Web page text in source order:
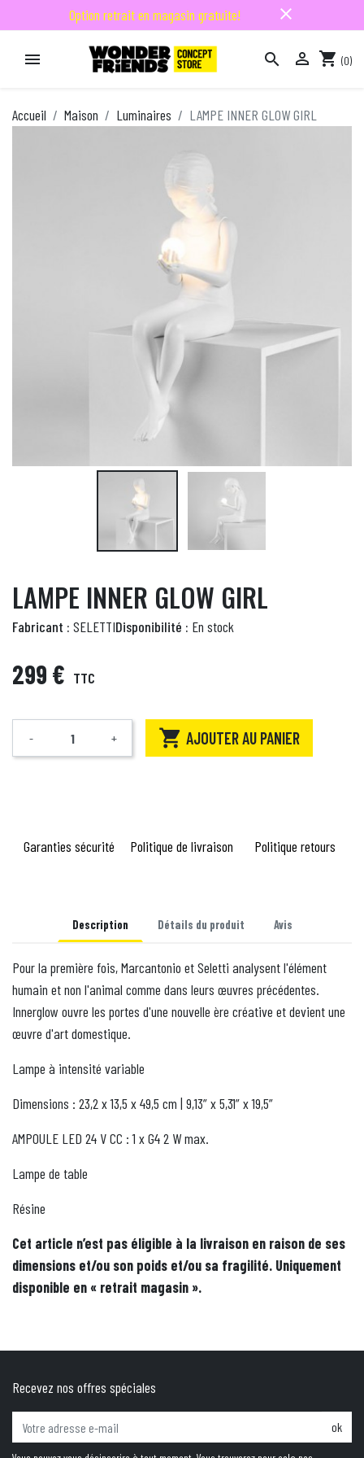
Option retrait en magasin gratuite! close
   shopping_cart (0)
Accueil Maison Luminaires LAMPE INNER GLOW GIRL
LAMPE INNER GLOW GIRL
Fabricant : SELETTIDisponibilité : En stock
299 € TTC
Quantité
- +  AJOUTER AU PANIER
Garanties sécurité Politique de livraison Politique retours
Description Détails du produit Avis
Pour la première fois, Marcantonio et Seletti analysent l'élément
humain et non l'animal comme dans leurs œuvres précédentes.
Innerglow ouvre les portes d'une nouvelle ère créative et devient une
œuvre d'art domestique.
Lampe à intensité variable
Dimensions : 23,2 x 13,5 x 49,5 cm | 9,13” x 5,31” x 19,5”
AMPOULE LED 24 V CC : 1 x G4 2 W max.
Lampe de table
Résine
Cet article n’est pas éligible à la livraison en raison de ses
dimensions et/ou son poids et/ou sa fragilité. Uniquement
disponible en « retrait magasin ».
Recevez nos offres spéciales
ok